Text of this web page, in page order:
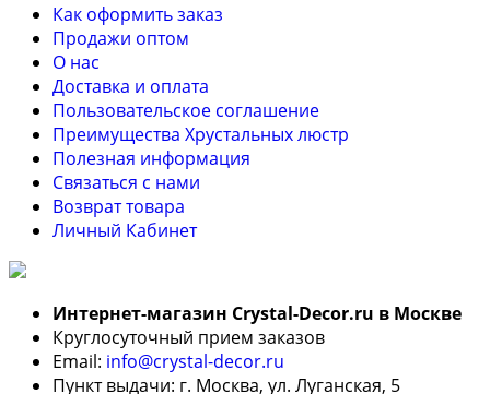
Как оформить заказ
Продажи оптом
О нас
Доставка и оплата
Пользовательское соглашение
Преимущества Хрустальных люстр
Полезная информация
Связаться с нами
Возврат товара
Личный Кабинет
Интернет-магазин Crystal-Decor.ru в Москве
Круглосуточный прием заказов
Email: info@crystal-decor.ru
Пункт выдачи: г. Москва, ул. Луганская, 5